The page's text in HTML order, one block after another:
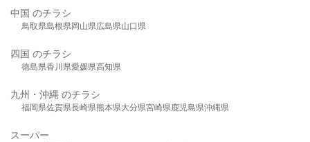
中国 のチラシ
鳥取県島根県岡山県広島県山口県
四国 のチラシ
徳島県香川県愛媛県高知県
九州・沖縄 のチラシ
福岡県佐賀県長崎県熊本県大分県宮崎県鹿児島県沖縄県
スーパー